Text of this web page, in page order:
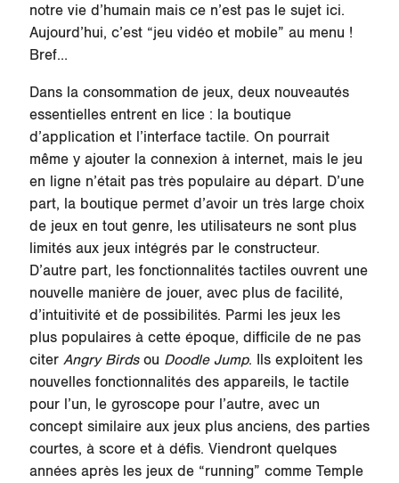
notre vie d’humain mais ce n’est pas le sujet ici.
Aujourd’hui, c’est “jeu vidéo et mobile” au menu !
Bref…
Dans la consommation de jeux, deux nouveautés
essentielles entrent en lice : la boutique
d’application et l’interface tactile. On pourrait
même y ajouter la connexion à internet, mais le jeu
en ligne n’était pas très populaire au départ. D’une
part, la boutique permet d’avoir un très large choix
de jeux en tout genre, les utilisateurs ne sont plus
limités aux jeux intégrés par le constructeur.
D’autre part, les fonctionnalités tactiles ouvrent une
nouvelle manière de jouer, avec plus de facilité,
d’intuitivité et de possibilités. Parmi les jeux les
plus populaires à cette époque, difficile de ne pas
citer Angry Birdsou Doodle Jump. Ils exploitent les
nouvelles fonctionnalités des appareils, le tactile
pour l’un, le gyroscope pour l’autre, avec un
concept similaire aux jeux plus anciens, des parties
courtes, à score et à défis. Viendront quelques
années après les jeux de “running” comme Temple